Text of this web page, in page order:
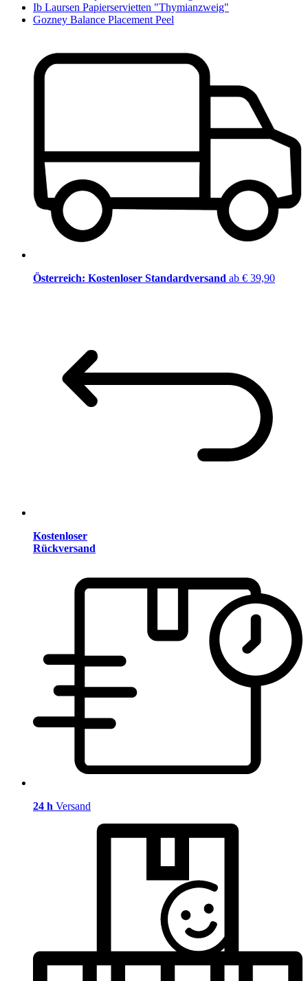
Ib Laursen Papierservietten "Thymianzweig"
Gozney Balance Placement Peel
Österreich: Kostenloser Standardversand ab € 39,90
Kostenloser
Rückversand
24 h Versand